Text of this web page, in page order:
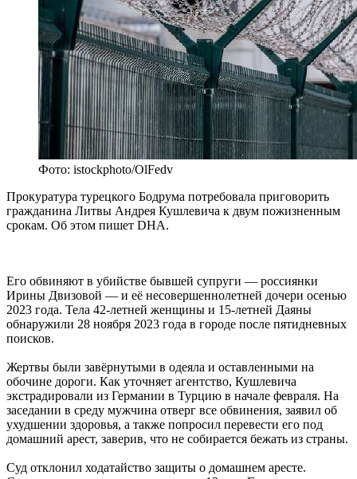
Фото: istockphoto/OlFedv
Прокуратура турецкого Бодрума потребовала приговорить
гражданина Литвы Андрея Кушлевича к двум пожизненным
срокам. Об этом пишет DHA.
Его обвиняют в убийстве бывшей супруги — россиянки
Ирины Двизовой — и её несовершеннолетней дочери осенью
2023 года. Тела 42-летней женщины и 15-летней Даяны
обнаружили 28 ноября 2023 года в городе после пятидневных
поисков.
Жертвы были завёрнутыми в одеяла и оставленными на
обочине дороги. Как уточняет агентство, Кушлевича
экстрадировали из Германии в Турцию в начале февраля. На
заседании в среду мужчина отверг все обвинения, заявил об
ухудшении здоровья, а также попросил перевести его под
домашний арест, заверив, что не собирается бежать из страны.
Суд отклонил ходатайство защиты о домашнем аресте.